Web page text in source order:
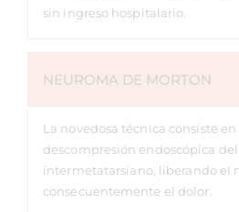
sin ingreso hospitalario.
NEUROMA DE MORTON
La novedosa técnica consiste
descompresión endoscópica
intermetatarsiano, liberando el
consecuentemente el dolor.